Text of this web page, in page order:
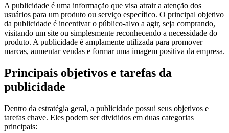
A publicidade é uma informação que visa atrair a atenção dos
usuários para um produto ou serviço específico. O principal objetivo
da publicidade é incentivar o público-alvo a agir, seja comprando,
visitando um site ou simplesmente reconhecendo a necessidade do
produto. A publicidade é amplamente utilizada para promover
marcas, aumentar vendas e formar uma imagem positiva da empresa.
Principais objetivos e tarefas da
publicidade
Dentro da estratégia geral, a publicidade possui seus objetivos e
tarefas chave. Eles podem ser divididos em duas categorias
principais: